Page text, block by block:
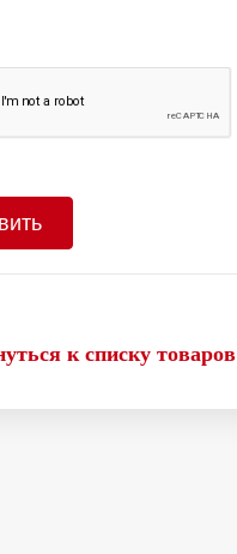
к списку товаров